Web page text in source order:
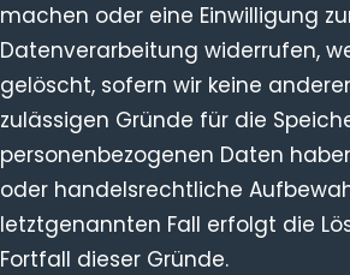
machen oder eine Einwilligung
Datenverarbeitung widerrufen,
gelöscht, sofern wir keine
zulässigen Gründe für die
personenbezogenen Daten
oder handelsrechtliche
letztgenannten Fall erfolgt die
Fortfall dieser Gründe.